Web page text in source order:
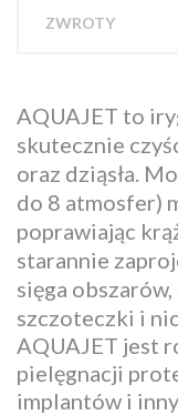
ZWROTY
AQUAJET to
skutecznie
oraz dziąsła.
do 8 atmosfer)
poprawiając
starannie
sięga
szczoteczki i
AQUAJET jest
pielęgnacji
implantów i